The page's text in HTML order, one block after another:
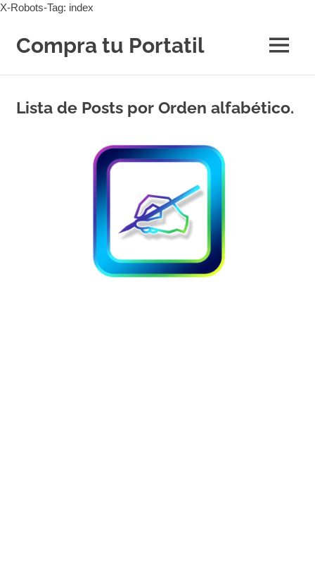
X-Robots-Tag: index
contenido
Compra tu Portatil MENÚ
Lista de Posts por Orden alfabético.